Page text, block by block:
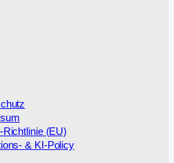
Richtlinie (EU)
& KI-Policy